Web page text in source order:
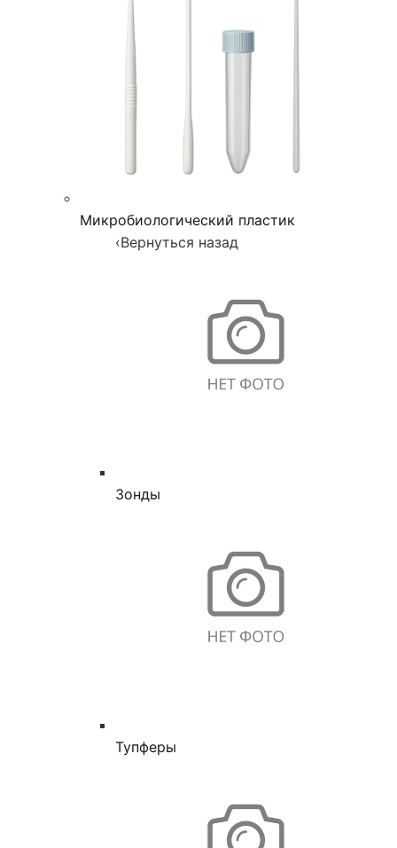
Микробиологический пластик
‹Вернуться назад
Зонды
Тупферы